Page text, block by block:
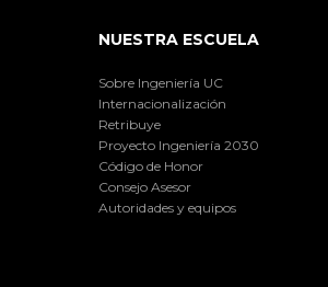
NUESTRA ESCUELA
Sobre Ingeniería UC
Internacionalización
Retribuye
Proyecto Ingeniería 2030
Código de Honor
Consejo Asesor
Autoridades y equipos